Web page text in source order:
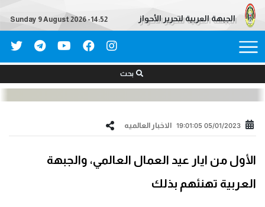
الجبهة العربية لتحرير الأحواز Sunday 9 August 2026 - 14:52
بحث
05/01/2023 19:01:05 الاخبار العالمیه
الأول من ايار عيد العمال العالمي، والجبهة
العربية تهنئهم بذلك